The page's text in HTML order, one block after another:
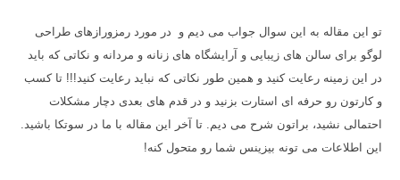
تو این مقاله به این سوال جواب می دیم و در مورد رمزورازهای طراحی
لوگو برای سالن های زیبایی و آرایشگاه های زنانه و مردانه و نکاتی که باید
در این زمینه رعایت کنید و همین طور نکاتی که نباید رعایت کنید!!! تا کسب
و کارتون رو حرفه ای استارت بزنید و در قدم های بعدی دچار مشکلات
احتمالی نشید، براتون شرح می دیم. تا آخر این مقاله با ما در سوتکا باشید.
این اطلاعات می تونه بیزینس شما رو متحول کنه!